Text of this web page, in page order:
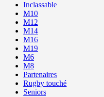
Inclassable
M10
M12
M14
M16
M19
M6
M8
Partenaires
Rugby touché
Seniors